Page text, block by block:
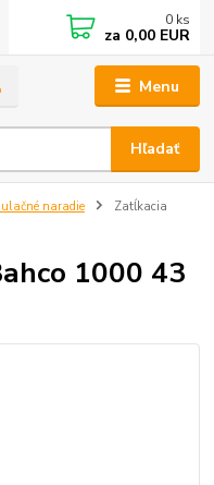
Menu
Hľadať
0 ks
za 0,00 EUR
naradie
Zatĺkacia
1000 43